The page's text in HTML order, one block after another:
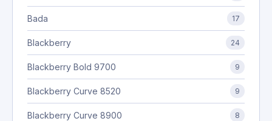
Bada 17
Blackberry 24
Blackberry Bold 9700 9
Blackberry Curve 8520 9
Blackberry Curve 8900 8